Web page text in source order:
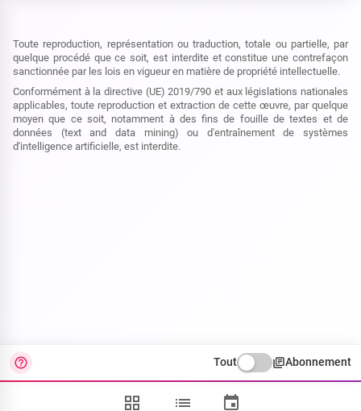
Toute reproduction, représentation ou traduction, totale ou partielle, par
quelque procédé que ce soit, est interdite et constitue une contrefaçon
sanctionnée par les lois en vigueur en matière de propriété intellectuelle.
Conformément à la directive (UE) 2019/790 et aux législations nationales
applicables, toute reproduction et extraction de cette œuvre, par quelque
moyen que ce soit, notamment à des fins de fouille de textes et de
données (text and data mining) ou d'entraînement de systèmes
d'intelligence artificielle, est interdite.
Tout Abonnement